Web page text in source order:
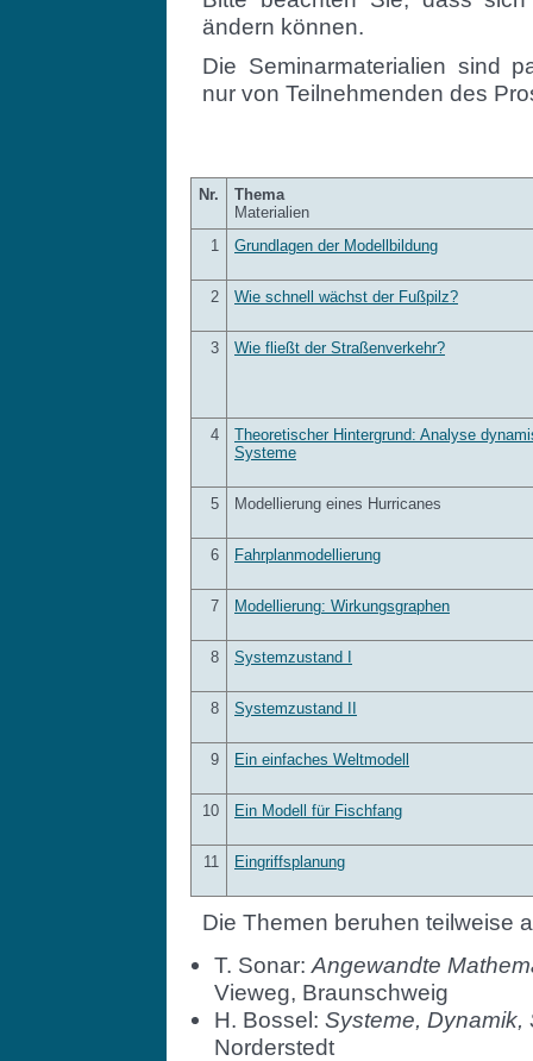
ändern können.
Die Seminarmaterialien sind
nur von Teilnehmenden des
Nr.
Thema
Materialien
1
Grundlagen der Modellbildung
2 Wie schnell wächst der Fußpilz?
3 Wie fließt der Straßenverkehr?
4
Theoretischer Hintergrund: Analyse
Systeme
5 Modellierung eines Hurricanes
6 Fahrplanmodellierung
7 Modellierung: Wirkungsgraphen
8 Systemzustand I
8 Systemzustand II
9 Ein einfaches Weltmodell
10 Ein Modell für Fischfang
11 Eingriffsplanung
Die Themen beruhen teilweise
T. Sonar: Angewandte
Vieweg, Braunschweig
H. Bossel: Systeme, Dynamik,
Norderstedt